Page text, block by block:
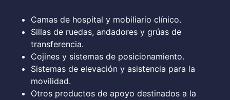
Camas de hospital y mobiliario clínico.
Sillas de ruedas, andadores y grúas de
transferencia.
Cojines y sistemas de posicionamiento.
Sistemas de elevación y asistencia para la
movilidad.
Otros productos de apoyo destinados a la